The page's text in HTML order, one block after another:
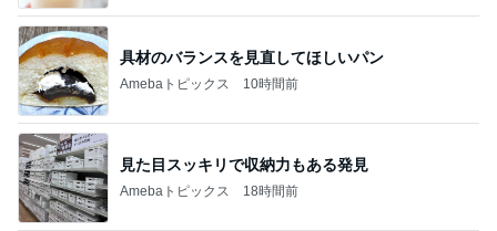
具材のバランスを見直してほしいパン
Amebaトピックス 10時間前
見た目スッキリで収納力もある発見
Amebaトピックス 18時間前